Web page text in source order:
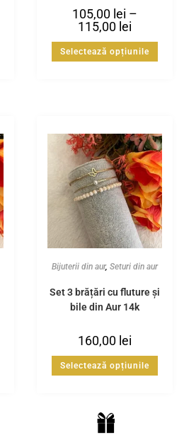
105,00 lei –
115,00 lei
Selectează opțiunile
Bijuterii din aur, Seturi din aur
Set 3 brățări cu fluture și
bile din Aur 14k
160,00 lei
Selectează opțiunile